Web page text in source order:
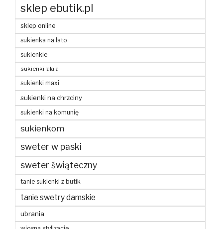
sklep ebutik.pl
sklep online
sukienka na lato
sukienkie
sukienki lalala
sukienki maxi
sukienki na chrzciny
sukienki na komunię
sukienkom
sweter w paski
sweter świąteczny
tanie sukienki z butik
tanie swetry damskie
ubrania